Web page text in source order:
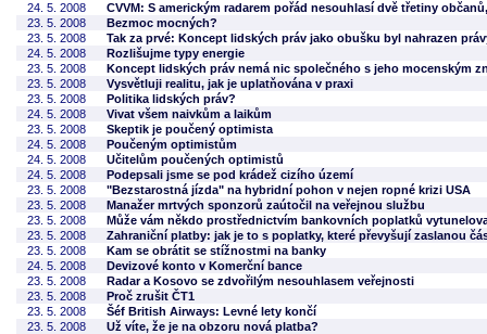
24. 5. 2008
CVVM: S americkým radarem pořád nesouhlasí dvě třetiny
23. 5. 2008
Bezmoc mocných?
23. 5. 2008
Tak za prvé: Koncept lidských práv jako obušku byl nahrazen
24. 5. 2008
Rozlišujme typy energie
23. 5. 2008
Koncept lidských práv nemá nic společného s jeho mocenským
23. 5. 2008
Vysvětluji realitu, jak je uplatňována v praxi
23. 5. 2008
Politika lidských práv?
24. 5. 2008
Vivat všem naivkům a laikům
23. 5. 2008
Skeptik je poučený optimista
24. 5. 2008
Poučeným optimistům
24. 5. 2008
Učitelům poučených optimistů
24. 5. 2008
Podepsali jsme se pod krádež cizího území
23. 5. 2008
"Bezstarostná jízda" na hybridní pohon v nejen ropné krizi USA
23. 5. 2008
Manažer mrtvých sponzorů zaútočil na veřejnou službu
23. 5. 2008
Může vám někdo prostřednictvím bankovních poplatků
23. 5. 2008
Zahraniční platby: jak je to s poplatky, které převyšují zaslanou
23. 5. 2008
Kam se obrátit se stížnostmi na banky
24. 5. 2008
Devizové konto v Komerční bance
23. 5. 2008
Radar a Kosovo se zdvořilým nesouhlasem veřejnosti
23. 5. 2008
Proč zrušit ČT1
23. 5. 2008
Šéf British Airways: Levné lety končí
23. 5. 2008
Už víte, že je na obzoru nová platba?